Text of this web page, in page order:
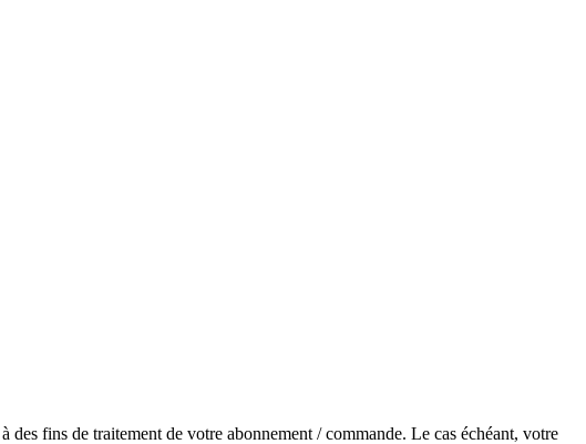
fins de traitement de votre abonnement / commande. Le cas échéant, votre